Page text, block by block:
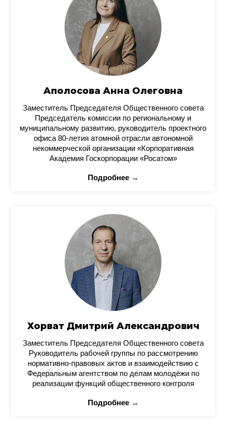
Аполосова Анна Олеговна
Заместитель Председателя Общественного совета
Председатель комиссии по региональному и
муниципальному развитию, руководитель проектного
офиса 80-летия атомной отрасли автономной
некоммерческой организации «Корпоративная
Академия Госкорпорации «Росатом»
Подробнее →
Хорват Дмитрий Александрович
Заместитель Председателя Общественного совета
Руководитель рабочей группы по рассмотрению
нормативно-правовых актов и взаимодействию с
Федеральным агентством по делам молодёжи по
реализации функций общественного контроля
Подробнее →